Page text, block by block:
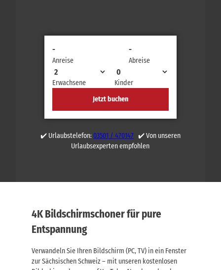
Anreise
-
Abreise
-
Erwachsene
Kinder
Jetzt buchen
✔️ Urlaubstelefon:03501 / 470147✔️ Von unseren
Urlaubsexperten empfohlen
4K Bildschirmschoner für pure
Entspannung
Verwandeln Sie Ihren Bildschirm (PC, TV) in ein Fenster
zur Sächsischen Schweiz – mit unseren kostenlosen